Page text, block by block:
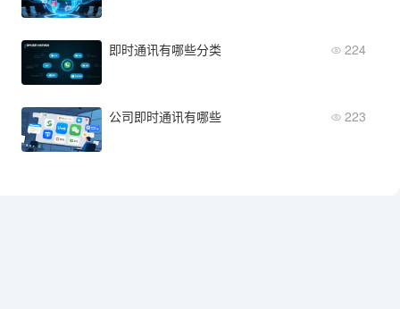
即时通讯有哪些分类 224
公司即时通讯有哪些 223